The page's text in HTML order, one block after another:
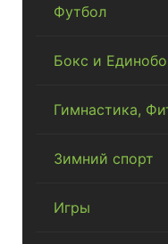
Футбол
Бокс и
Гимнастика,
Зимний спорт
Игры